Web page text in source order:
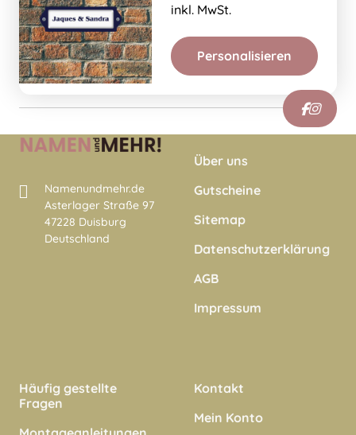
inkl. MwSt.
Personalisieren
Namenundmehr.de
Asterlager Straße 97
47228 Duisburg
Deutschland
Über uns
Gutscheine
Sitemap
Datenschutzerklärung
AGB
Impressum
Häufig gestellte
Fragen
Kontakt
Mein Konto